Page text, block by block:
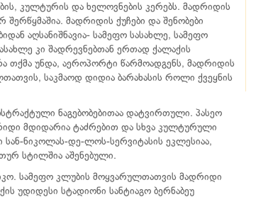
კულტურის და ხელოვნების კერებს. მადრიდის
მადრიდის ქუჩები და შენობები
აღსანიშნავია- სამეფო სასახლე, სამეფო
კი შადრევნებთან ერთად ქალაქის
თქმა უნდა, აეროპორტი წარმოადგენს, მადრიდის
საკმაოდ დიდია ბარახასის როლი ქვეყნის
ნაგებობებითაა დატვირთული. პასეო
მდიდარია ტაძრებით და სხვა კულტურული
ნიკოლას-დე-ლოს-სერვიტასის ეკლესიაა,
სტილშია აშენებული.
სამეფო კლუბის მოყვარულთათვის მადრიდი
უდიდესი სტადიონი სანტიაგო ბერნაბეუ